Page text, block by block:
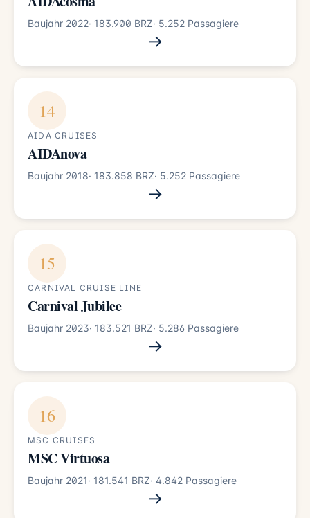
Baujahr 2022· 183.900 BRZ· 5.252 Passagiere
→
14
AIDA CRUISES
AIDAnova
Baujahr 2018· 183.858 BRZ· 5.252 Passagiere
→
15
CARNIVAL CRUISE LINE
Carnival Jubilee
Baujahr 2023· 183.521 BRZ· 5.286 Passagiere
→
16
MSC CRUISES
MSC Virtuosa
Baujahr 2021· 181.541 BRZ· 4.842 Passagiere
→